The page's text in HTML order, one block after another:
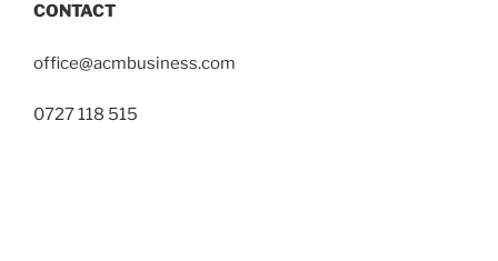
CONTACT
office@acmbusiness.com
0727 118 515